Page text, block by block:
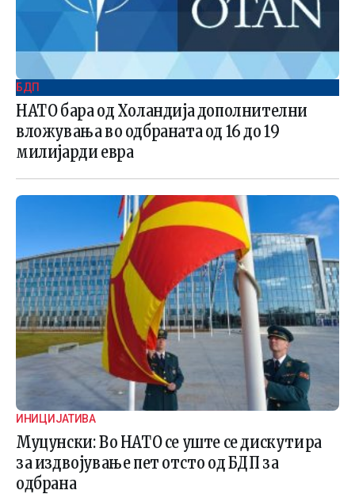
БДП
НАТО бара од Холандија дополнителни
вложувања во одбраната од 16 до 19
милијарди евра
ИНИЦИЈАТИВА
Муцунски: Во НАТО се уште се дискутира
за издвојување пет отсто од БДП за
одбрана